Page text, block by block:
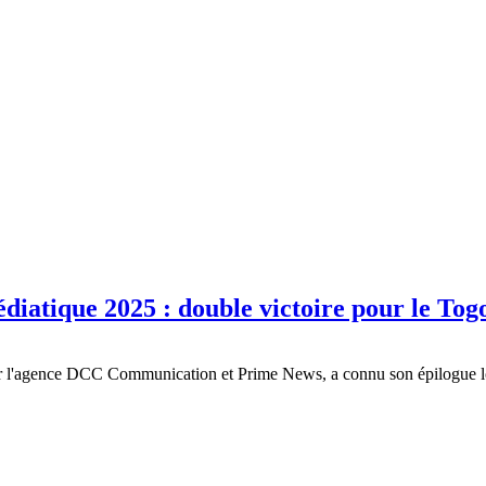
2025 : double victoire pour le
DCC Communication et Prime News, a connu son